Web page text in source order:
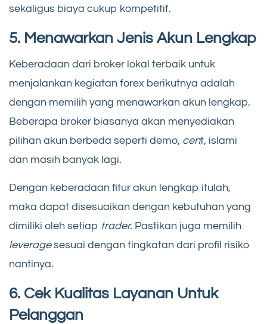
sekaligus biaya cukup kompetitif.
5. Menawarkan Jenis Akun Lengkap
Keberadaan dari broker lokal terbaik untuk
menjalankan kegiatan forex berikutnya adalah
dengan memilih yang menawarkan akun lengkap.
Beberapa broker biasanya akan menyediakan
pilihan akun berbeda seperti demo, cent, islami
dan masih banyak lagi.
Dengan keberadaan fitur akun lengkap itulah,
maka dapat disesuaikan dengan kebutuhan yang
dimiliki oleh setiap trader. Pastikan juga memilih
leveragesesuai dengan tingkatan dari profil risiko
nantinya.
6. Cek Kualitas Layanan Untuk
Pelanggan